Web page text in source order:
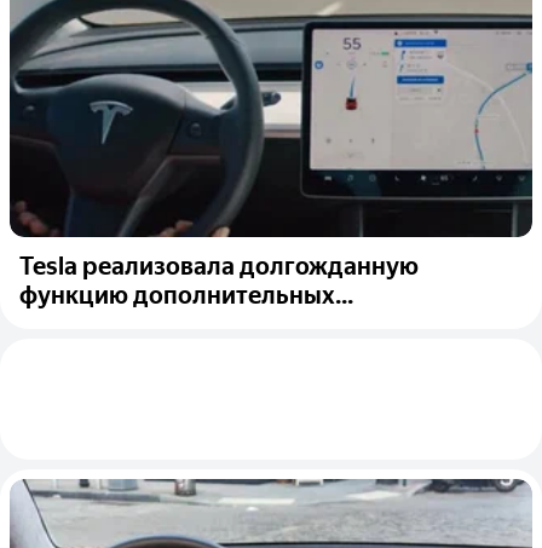
Tesla реализовала долгожданную
функцию дополнительных...